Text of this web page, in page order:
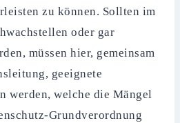
zu können. Sollten im
oder gar
müssen hier, gemeinsam
geeignete
werden, welche die Mängel
Grundverordnung